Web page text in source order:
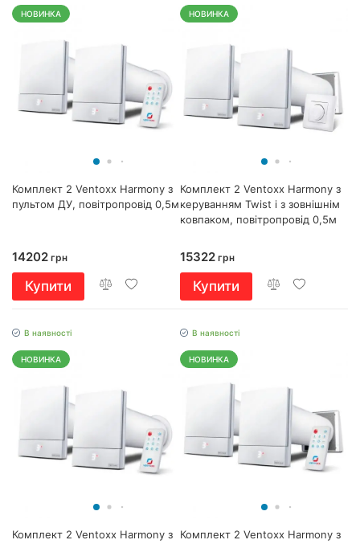
НОВИНКА
Комплект 2 Ventoxx Harmony з
пультом ДУ, повітропровід 0,5м
14202 грн
Купити
НОВИНКА
Комплект 2 Ventoxx Harmony з
керуванням Twist і з зовнішнім
ковпаком, повітропровід 0,5м
15322 грн
Купити
В наявності
НОВИНКА
Комплект 2 Ventoxx Harmony з
В наявності
НОВИНКА
Комплект 2 Ventoxx Harmony з